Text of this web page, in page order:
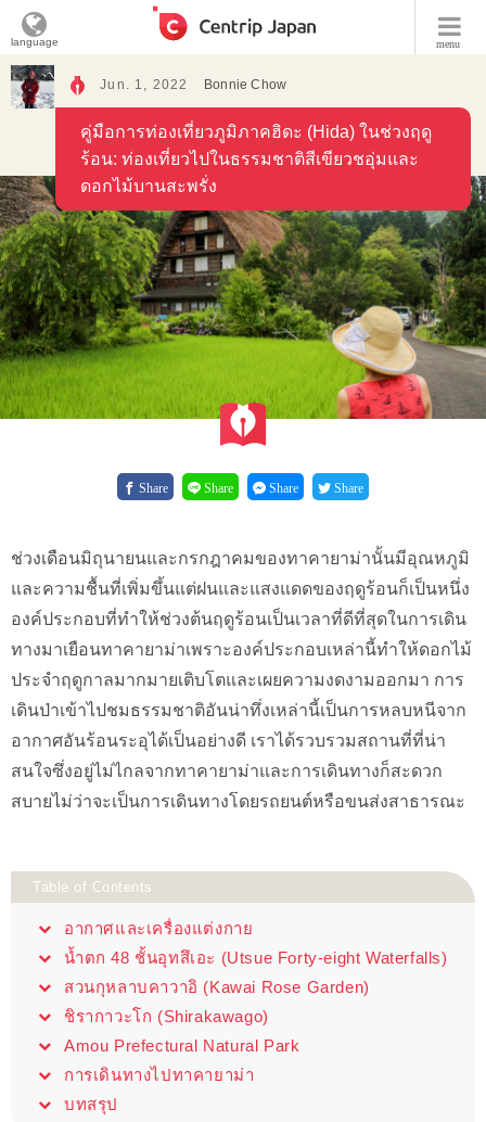
menu
language
Jun. 1, 2022 Bonnie Chow
คู่มือการท่องเที่ยวภูมิภาคฮิดะ (Hida) ในช่วงฤดู
ร้อน: ท่องเที่ยวไปในธรรมชาติสีเขียวชอุ่มและ
ดอกไม้บานสะพรั่ง
Share Share Share Share
ช่วงเดือนมิถุนายนและกรกฎาคมของทาคายาม่านั้นมีอุณหภูมิ
และความชื้นที่เพิ่มขึ้นแต่ฝนและแสงแดดของฤดูร้อนก็เป็นหนึ่ง
องค์ประกอบที่ทำให้ช่วงต้นฤดูร้อนเป็นเวลาที่ดีที่สุดในการเดิน
ทางมาเยือนทาคายาม่าเพราะองค์ประกอบเหล่านี้ทำให้ดอกไม้
ประจำฤดูกาลมากมายเติบโตและเผยความงดงามออกมา การ
เดินป่าเข้าไปชมธรรมชาติอันน่าทึ่งเหล่านี้เป็นการหลบหนีจาก
อากาศอันร้อนระอุได้เป็นอย่างดี เราได้รวบรวมสถานที่ที่น่า
สนใจซึ่งอยู่ไม่ไกลจากทาคายาม่าและการเดินทางก็สะดวก
สบายไม่ว่าจะเป็นการเดินทางโดยรถยนต์หรือขนส่งสาธารณะ
Table of Contents
อากาศและเครื่องแต่งกาย
น้ำตก 48 ชั้นอุทสึเอะ (Utsue Forty-eight Waterfalls)
สวนกุหลาบคาวาอิ (Kawai Rose Garden)
ชิรากาวะโก (Shirakawago)
Amou Prefectural Natural Park
การเดินทางไปทาคายาม่า
บทสรุป